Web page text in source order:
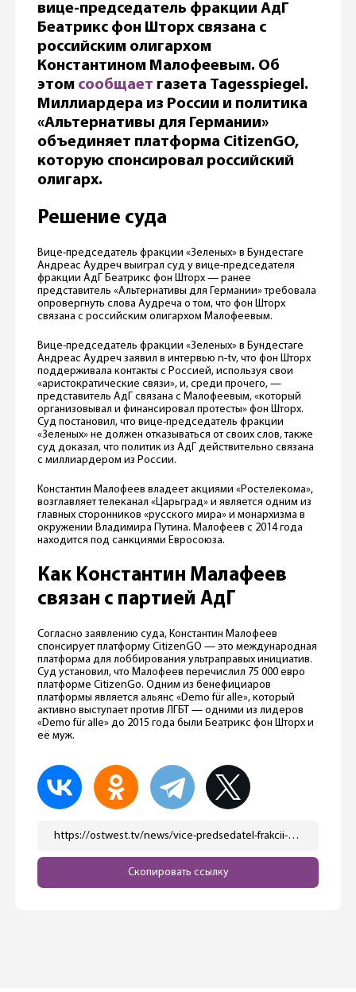
вице-председатель фракции АдГ
Беатрикс фон Шторх связана с
российским олигархом
Константином Малофеевым. Об
этом сообщает газета Tagesspiegel.
Миллиардера из России и политика
«Альтернативы для Германии»
объединяет платформа CitizenGO,
которую спонсировал российский
олигарх.
Решение суда
Вице-председатель фракции «Зеленых» в Бундестаге
Андреас Аудреч выиграл суд у вице-председателя
фракции АдГ Беатрикс фон Шторх — ранее
представитель «Альтернативы для Германии» требовала
опровергнуть слова Аудреча о том, что фон Шторх
связана с российским олигархом Малофеевым.
Вице-председатель фракции «Зеленых» в Бундестаге
Андреас Аудреч заявил в интервью n-tv, что фон Шторх
поддерживала контакты с Россией, используя свои
«аристократические связи», и, среди прочего, —
представитель АдГ связана с Малофеевым, «который
организовывал и финансировал протесты» фон Шторх.
Суд постановил, что вице-председатель фракции
«Зеленых» не должен отказываться от своих слов, также
суд доказал, что политик из АдГ действительно связана
с миллиардером из России.
Константин Малофеев владеет акциями «Ростелекома»,
возглавляет телеканал «Царьград» и является одним из
главных сторонников «русского мира» и монархизма в
окружении Владимира Путина. Малофеев с 2014 года
находится под санкциями Евросоюза.
Как Константин Малафеев
связан с партией АдГ
Согласно заявлению суда, Константин Малофеев
спонсирует платформу CitizenGO — это международная
платформа для лоббирования ультраправых инициатив.
Суд установил, что Малофеев перечислил 75 000 евро
платформе CitizenGo. Одним из бенефициаров
платформы является альянс «Demo für alle», который
активно выступает против ЛГБТ — одними из лидеров
«Demo für alle» до 2015 года были Беатрикс фон Шторх и
её муж.
https://ostwest.tv/news/vice-predsedatel-frakcii-adg-imela-svyazi-s-rossijskim-oligarhom-konstantinom-malofeevym/
Скопировать ссылку